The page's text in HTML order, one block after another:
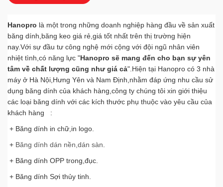
kinhdoanh@hanopro.com
MS HẠNH Thái Bình
0163.6780.888
chamsockhachhang@hanopro.com
MS VÂN ANH Thái Bình
098 104 8862
chamsockhachhang@hanopro.com
HOTLINE
chamsockhachhang@hanopro.com
MR QUÂN
Hanopro là một trong những doanh nghiệp hàng đầu về sản xuất
băng dính,băng keo giá rẻ,giá tốt nhất trên thị trường hiện
nay.Với sự đầu tư công nghệ mới cộng với đội ngũ nhân viên
nhiệt tình,có năng lực "Hanopro sẽ mang đến cho bạn sự yên
tâm về chất lượng cũng như giá cả".Hiện tại Hanopro có 3 nhà
máy ở Hà Nội,Hưng Yên và Nam Định,nhằm đáp ứng nhu cầu sử
dụng băng dính của khách hàng,công ty chúng tôi xin giới thiệu
các loại băng dính với các kích thước phụ thuộc vào yêu cầu của
khách hàng :
+ Băng dính in chữ,in logo.
+ Băng dính dán nền,dán sàn
+ Băng dính OPP trong,đục.
+ Băng dính Sợi thủy tinh.